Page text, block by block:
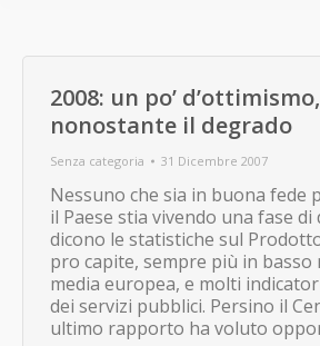
2008: un po’ d’ottimismo,
nonostante il degrado
Senza categoria 31 Dicembre 2007
Nessuno che sia in buona fede
il Paese stia vivendo una fase di
dicono le statistiche sul
pro capite, sempre più in
media europea, e molti
dei servizi pubblici. Persino il
ultimo rapporto ha voluto